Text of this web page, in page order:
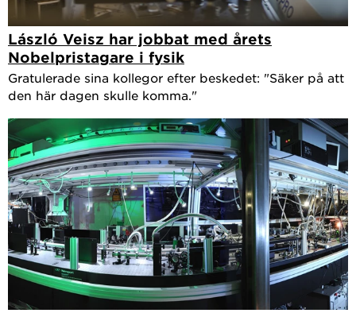
László Veisz har jobbat med årets
Nobelpristagare i fysik
Gratulerade sina kollegor efter beskedet: "Säker på att
den här dagen skulle komma."